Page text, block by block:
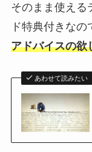
そのまま使える
ド特典付きなの
アドバイスの欲
あわせて読みたい